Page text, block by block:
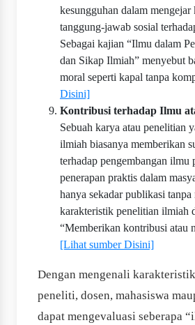
kesungguhan dalam mengejar
tanggung-jawab sosial
Sebagai kajian “Ilmu dalam
dan Sikap Ilmiah” menyebut
moral seperti kapal tanpa
Disini]
Kontribusi terhadap Ilmu
Sebuah karya atau penelitian
ilmiah biasanya memberikan
terhadap pengembangan ilmu
penerapan praktis dalam
hanya sekadar publikasi
karakteristik penelitian ilmiah
“Memberikan kontribusi atau
[Lihat sumber Disini]
Dengan mengenali
peneliti, dosen, mahasiswa
dapat mengevaluasi seberapa